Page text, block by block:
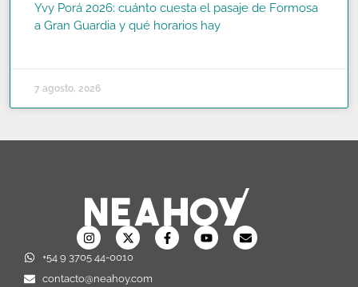
Yvy Porá 2026: cuánto cuesta el pasaje de Formosa
a Gran Guardia y qué horarios hay
7 agosto, 2026
+54 9 3705 44-0010
contacto@neahoy.com